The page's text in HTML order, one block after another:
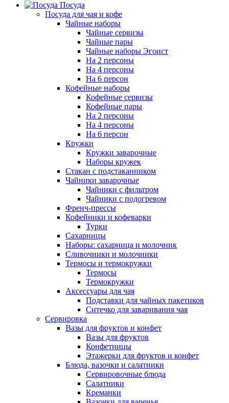
Посуда
Посуда для чая и кофе
Чайные наборы
Чайные сервизы
Чайные пары
Чайные наборы Эгоист
На 2 персоны
На 4 персоны
На 6 персон
Кофейные наборы
Кофейные сервизы
Кофейные пары
На 2 персоны
На 4 персоны
На 6 персон
Кружки
Кружки заварочные
Наборы кружек
Стакан с подстаканником
Чайники заварочные
Чайники с фильтром
Чайники с подогревом
Френч-прессы
Кофейники и кофеварки
Турки
Сахарницы
Наборы: сахарница и молочник
Сливочники и молочники
Термосы и термокружки
Термосы
Термокружки
Аксессуары для чая
Подставки для чайных пакетиков
Ситечко для заваривания чая
Сервировка
Вазы для фруктов и конфет
Вазы для фруктов
Конфетницы
Этажерки для фруктов и конфет
Блюда, вазочки и салатники
Сервировочные блюда
Салатники
Креманки